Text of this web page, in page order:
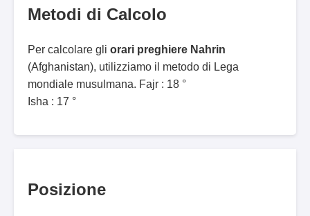
Metodi di Calcolo
Per calcolare gli orari preghiere Nahrin
(Afghanistan), utilizziamo il metodo di Lega
mondiale musulmana. Fajr : 18 °
Isha : 17 °
Posizione